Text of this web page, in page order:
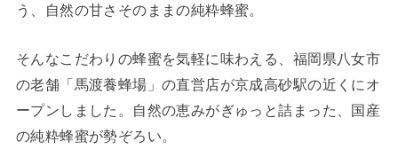
う、自然の甘さそのままの純粋蜂蜜。
そんなこだわりの蜂蜜を気軽に味わえる、福岡県八女市
の老舗「馬渡養蜂場」の直営店が京成高砂駅の近くにオ
ープンしました。自然の恵みがぎゅっと詰まった、国産
の純粋蜂蜜が勢ぞろい。